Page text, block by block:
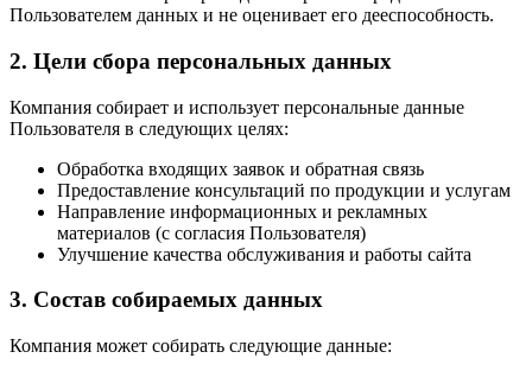
Пользователем данных и не оценивает его дееспособность.
2. Цели сбора персональных данных
Компания собирает и использует персональные данные
Пользователя в следующих целях:
Обработка входящих заявок и обратная связь
Предоставление консультаций по продукции и услугам
Направление информационных и рекламных
материалов (с согласия Пользователя)
Улучшение качества обслуживания и работы сайта
3. Состав собираемых данных
Компания может собирать следующие данные: